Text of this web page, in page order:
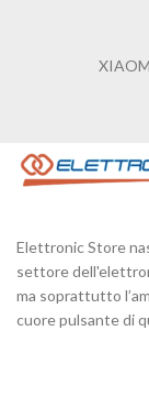
Elettronic Store
settore
ma soprattutto
cuore pulsante di